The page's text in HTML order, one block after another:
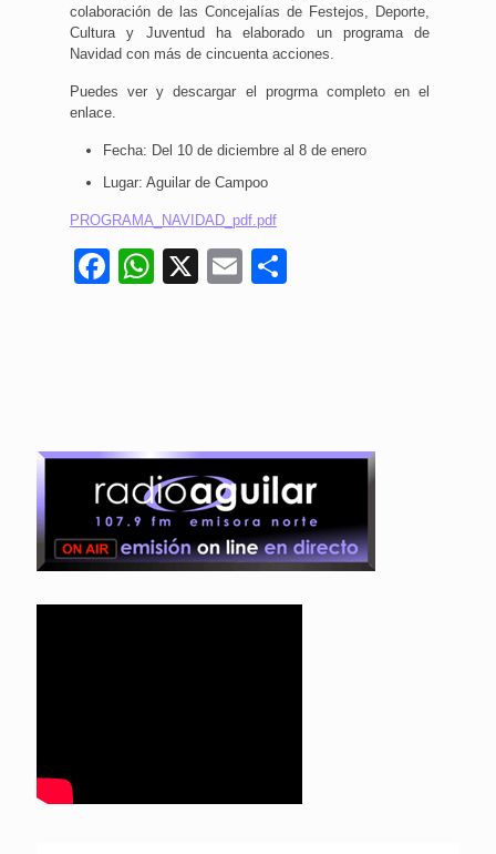
colaboración de las Concejalías de Festejos, Deporte,
Cultura y Juventud ha elaborado un programa de
Navidad con más de cincuenta acciones.
Puedes ver y descargar el progrma completo en el
enlace.
Fecha: Del 10 de diciembre al 8 de enero
Lugar: Aguilar de Campoo
PROGRAMA_NAVIDAD_pdf.pdf
Facebook
WhatsApp
X Email